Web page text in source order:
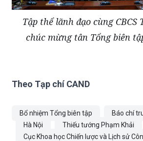
Tập thể lãnh đạo cùng CBCS
chúc mừng tân Tổng biên
Theo Tạp chí CAND
Bổ nhiệm Tổng biên tập
Báo chí
Hà Nội
Thiếu tướng Phạm Khải
Cục Khoa học Chiến lược và Lịch sử